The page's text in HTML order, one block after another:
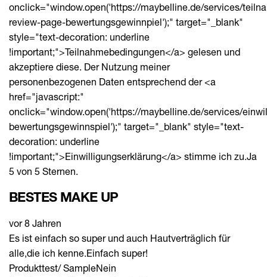
onclick="window.open('https://maybelline.de/services/
review-page-bewertungsgewinnpiel');" target="_blank"
style="text-decoration: underline
!important;">Teilnahmebedingungen</a> gelesen und
akzeptiere diese. Der Nutzung meiner
personenbezogenen Daten entsprechend der <a
href="javascript:"
onclick="window.open('https://maybelline.de/services/
bewertungsgewinnspiel');" target="_blank" style="text-
decoration: underline
!important;">Einwilligungserklärung</a> stimme ich zu. Ja
5 von 5 Sternen.
BESTES MAKE UP
vor 8 Jahren
Es ist einfach so super und auch Hautverträglich für
alle,die ich kenne.Einfach super!
Produkttest/ SampleNein